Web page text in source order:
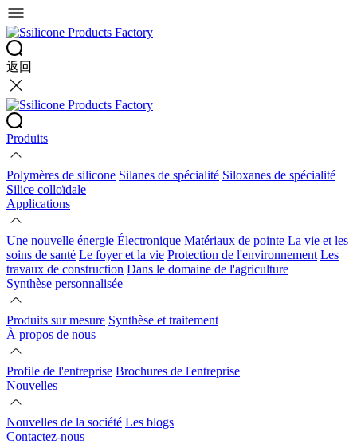
返回
Produits
Polymères de silicone Silanes de spécialité Siloxanes de spécialité
Silice colloïdale
Applications
Une nouvelle énergie Électronique Matériaux de pointe La vie et les
soins de santé Le foyer et la vie Protection de l'environnement Les
travaux de construction Dans le domaine de l'agriculture
Synthèse personnalisée
Produits sur mesure Synthèse et traitement
À propos de nous
Profile de l'entreprise Brochures de l'entreprise
Nouvelles
Nouvelles de la société Les blogs
Contactez-nous